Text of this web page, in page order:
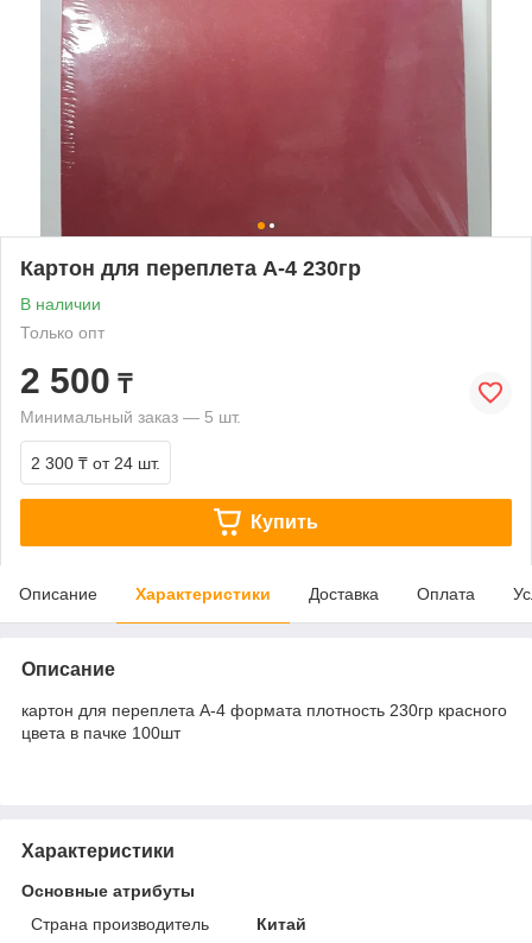
Картон для переплета А-4 230гр
В наличии
Только опт
2 500 ₸
Минимальный заказ — 5 шт.
2 300 ₸ от 24 шт.
Купить
Описание Характеристики Доставка Оплата
Описание
картон для переплета А-4 формата плотность 230гр красного
цвета в пачке 100шт
Характеристики
Основные атрибуты
Страна производитель
Китай